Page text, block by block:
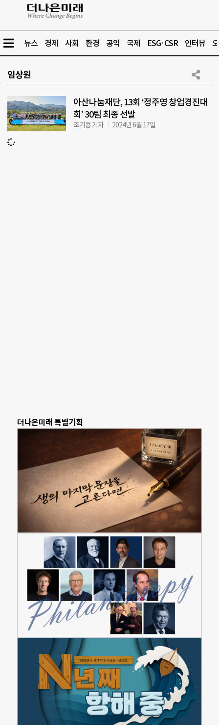
뉴스 경제 사회 환경 공익 국제 ESG·CSR 인터뷰
임상원
아산나눔재단, 13회 ‘정주영 창업경진대
회’ 30팀 최종 선발
조기용 기자 2024년 6월 17일
더나은미래 특별기획